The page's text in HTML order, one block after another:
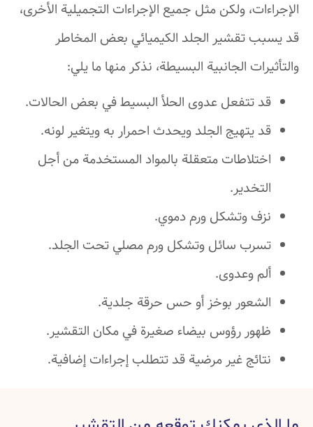
الإجراءات، ولكن مثل جميع الإجراءات التجميلية الأخرى،
قد يسبب تقشير الجلد الكيميائي بعض المخاطر
والتأثيرات الجانبية البسيطة، نذكر منها ما يلي:
قد تتفعل عدوى الحلأ البسيط في بعض الحالات.
قد يتهيج الجلد ويحدث احمرار به ويتغير لونه.
اختلاطات متعقلة بالمواد المستخدمة من أجل
التخدير.
نزف وتشكل ورم دموي.
تسرب سائل وتشكل ورم مصلي تحت الجلد.
ألم وعدوى.
الشعور بوخز أو حس حرقة جلدية.
ظهور رؤوس بيضاء صغيرة في مكان التقشير.
نتائج غير مرضية قد تتطلب إجراءات إضافية.